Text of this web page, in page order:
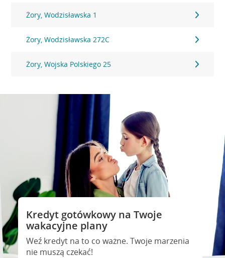
Żory, Wodzisławska 1
Żory, Wodzisławska 272C
Żory, Wojska Polskiego 25
Kredyt gotówkowy na Twoje
wakacyjne plany
Weź kredyt na to co ważne. Twoje marzenia
nie muszą czekać!